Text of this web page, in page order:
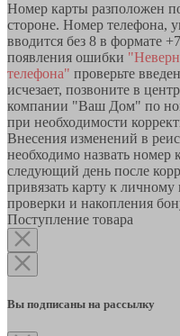
Номер карты разположен
стороне. Номер телефона,
вводится без 8 в формате
появления ошибки
телефона" проверьте
исчезает, позвоните в
компании "Ваш Дом" по
при необходимости
Внесения изменений в
необходимо назвать
следующий день после
привязать карту к
проверки и накопления
Поступление товара
Вы подписаны на рассылку